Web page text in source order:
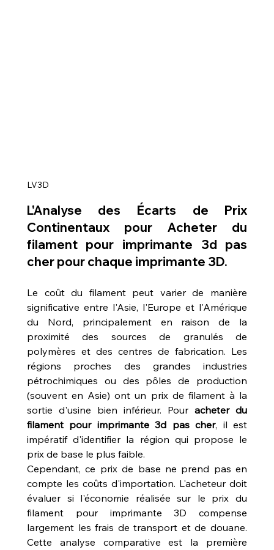
LV3D
L'Analyse des Écarts de Prix
Continentaux pour Acheter du
filament pour imprimante 3d pas
cher pour chaque imprimante 3D.
Le coût du filament peut varier de manière
significative entre l'Asie, l'Europe et l'Amérique
du Nord, principalement en raison de la
proximité des sources de granulés de
polymères et des centres de fabrication. Les
régions proches des grandes industries
pétrochimiques ou des pôles de production
(souvent en Asie) ont un prix de filament à la
sortie d'usine bien inférieur. Pour acheter du
filament pour imprimante 3d pas cher, il est
impératif d'identifier la région qui propose le
prix de base le plus faible.
Cependant, ce prix de base ne prend pas en
compte les coûts d'importation. L'acheteur doit
évaluer si l'économie réalisée sur le prix du
filament pour imprimante 3D compense
largement les frais de transport et de douane.
Cette analyse comparative est la première